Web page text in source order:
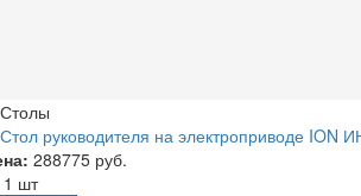
Столы
Стол руководителя на электроприводе ION
288775 руб.
1 шт